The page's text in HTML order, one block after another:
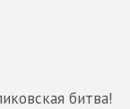
битва!